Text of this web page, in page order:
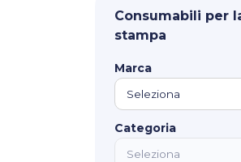
Consumabili per
stampa
Marca
Categoria